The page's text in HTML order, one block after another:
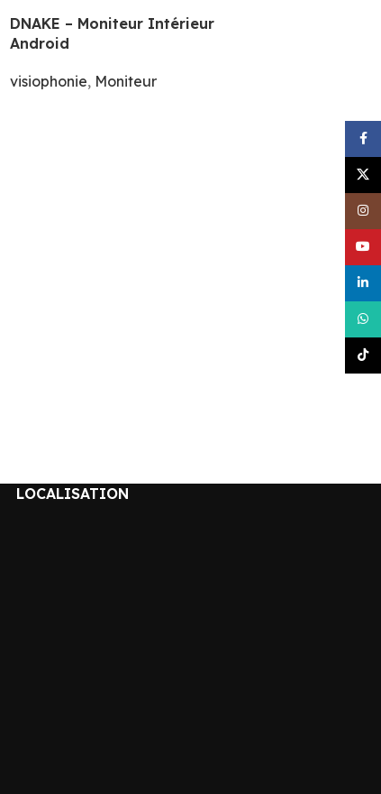
DNAKE – Moniteur Intérieur
Android
visiophonie, Moniteur
LOCALISATION